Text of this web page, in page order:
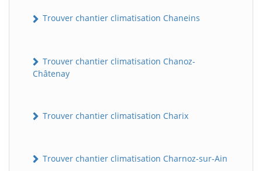
Trouver chantier climatisation Chaneins
Trouver chantier climatisation Chanoz-
Châtenay
Trouver chantier climatisation Charix
Trouver chantier climatisation Charnoz-sur-Ain